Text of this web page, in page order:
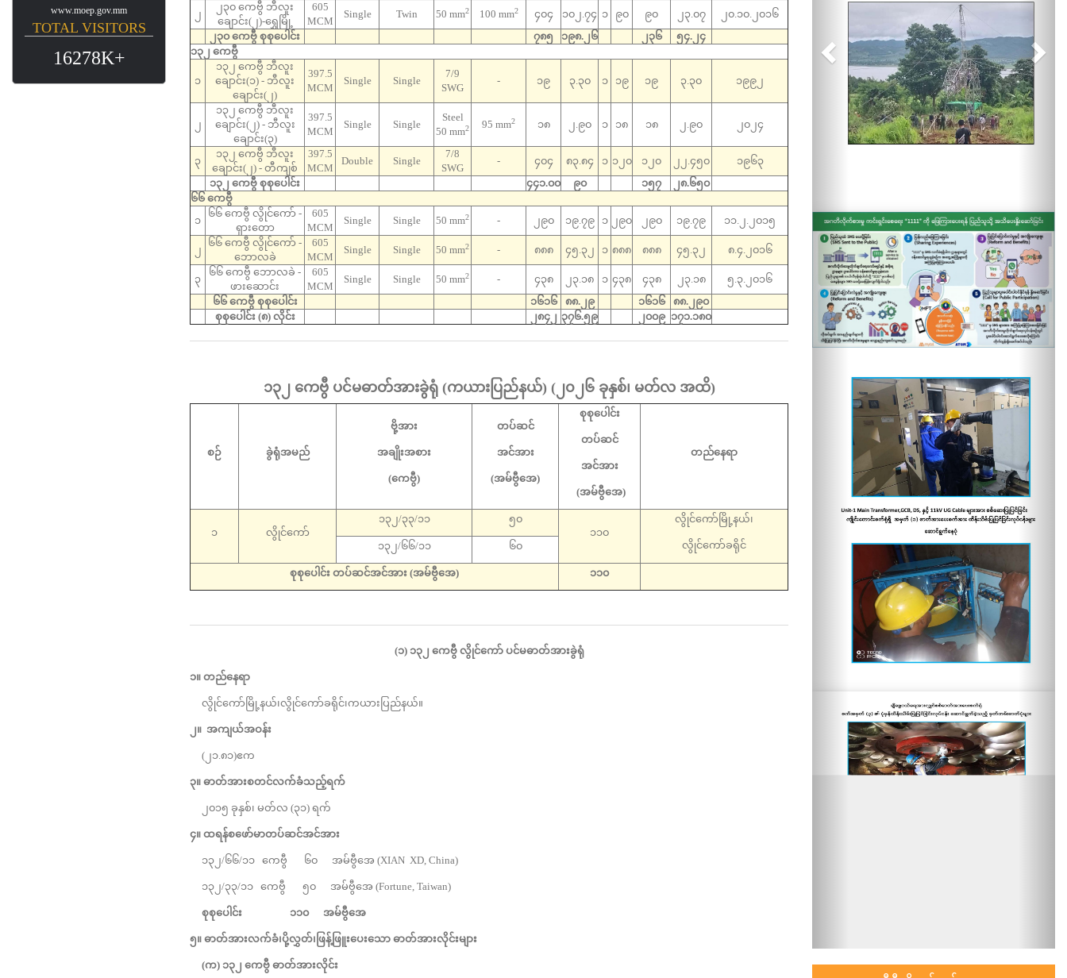
www.moep.gov.mm
TOTAL VISITORS
16278K+
၂
၂၃၀ ကေဗွီ ဘီလူး
ချောင်း(၂)-ရွှေမြို့
605
MCM
Single Twin 50 mm2 100 mm2 ၄၀၄ ၁၀၂.၇၄ ၁ ၉၀ ၉၀ ၂၃.၀၇
၂၀.၁၀.၂၀၁၆
၂၃၀ ကေဗွီ စုစုပေါင်း
၇၈၅ ၁၉၈.၂၆ ၂၃၆
၅၄.၂၄
၁၃၂ ကေဗွီ
၁
၁၃၂ ကေဗွီ ဘီလူး
ချောင်း(၁) - ဘီလူး
ချောင်း(၂)
397.5
MCM
Single Single
7/9
SWG
- ၁၉ ၃.၃၀ ၁ ၁၉ ၁၉ ၃.၃၀ ၁၉၉၂
၂
၁၃၂ ကေဗွီ ဘီလူး
ချောင်း(၂) - ဘီလူး
ချောင်း(၃)
397.5
MCM
Single Single
Steel
50 mm2 95 mm2 ၁၈ ၂.၉၀ ၁ ၁၈ ၁၈ ၂.၉၀ ၂၀၂၄
၃
၁၃၂ ကေဗွီ ဘီလူး
ချောင်း(၂) - တီကျစ်
397.5
MCM
Double Single
7/8
SWG
- ၄၀၄ ၈၃.၈၄ ၁ ၁၂၀ ၁၂၀ ၂၂.၄၅၀
၁၉၆၃
၁၃၂ ကေဗွီ စုစုပေါင်း
၄၄၁.၀၀ ၉၀ ၁၅၇
၂၈.၆၅၀
၆၆ ကေဗွီ
၁
၆၆ ကေဗွီ လွိုင်ကော် -
ရှားတော
605
MCM
Single Single 50 mm2 - ၂၉၀ ၁၉.၇၉ ၁ ၂၉၀ ၂၉၀ ၁၉.၇၉ ၁၁.၂.၂၀၁၅
၂
၆၆ ကေဗွီ လွိုင်ကော် -
ဘောလခဲ
605
MCM
Single Single 50 mm2 - ၈၈၈ ၄၅.၃၂ ၁ ၈၈၈ ၈၈၈ ၄၅.၃၂ ၈.၄.၂၀၁၆
၃
၆၆ ကေဗွီ ဘောလခဲ -
ဖားဆောင်း
605
MCM
Single Single 50 mm2 - ၄၃၈ ၂၃.၁၈ ၁ ၄၃၈ ၄၃၈ ၂၃.၁၈
၅.၃.၂၀၁၆
၆၆ ကေဗွီ စုစုပေါင်း
၁၆၁၆ ၈၈.၂၉ ၁၆၁၆
၈၈.၂၉၀
စုစုပေါင်း (၈) လိုင်း
၂၈၄၂ ၃၇၆.၅၉ ၂၀၀၉ ၁၇၁.၁၈၀
၁၃၂ ကေဗွီ ပင်မဓာတ်အားခွဲရုံ (ကယားပြည်နယ်) (၂၀၂၆ ခုနှစ်၊ မတ်လ အထိ)
စဉ် ခွဲရုံအမည်
ဗို့အား
အချိုးအစား
(ကေဗွီ)
တပ်ဆင်
အင်အား
(အမ်ဗွီအေ)
စုစုပေါင်း
တပ်ဆင်
အင်အား
(အမ်ဗွီအေ)
တည်နေရာ
၁ လွိုင်ကော်
၁၃၂/၃၃/၁၁
၅၀
၁၁၀
လွိုင်ကော်မြို့နယ်၊
လွိုင်ကော်ခရိုင်
၁၃၂/၆၆/၁၁ ၆၀
စုစုပေါင်း တပ်ဆင်အင်အား (အမ်ဗွီအေ) ၁၁၀
(၁) ၁၃၂ ကေဗွီ လွိုင်ကော် ပင်မဓာတ်အားခွဲရုံ
၁။ တည်နေရာ
လွိုင်ကော်မြို့နယ်၊လွိုင်ကော်ခရိုင်၊ကယားပြည်နယ်။
၂။ အကျယ်အဝန်း
(၂၁.၈၁)ဧက
၃။ ဓာတ်အားစတင်လက်ခံသည့်ရက်
၂၀၁၅ ခုနှစ်၊ မတ်လ (၃၁) ရက်
၄။ ထရန်စဖော်မာတပ်ဆင်အင်အား
၁၃၂/၆၆/၁၁ ကေဗွီ ၆၀ အမ်ဗွီအေ (XIAN XD, China)
၁၃၂/၃၃/၁၁ ကေဗွီ ၅၀ အမ်ဗွီအေ (Fortune, Taiwan)
စုစုပေါင်း ၁၁၀ အမ်ဗွီအေ
၅။ ဓာတ်အားလက်ခံ၊ပို့လွှတ်၊ဖြန့်ဖြူးပေးသော ဓာတ်အားလိုင်းများ
(က) ၁၃၂ ကေဗွီ ဓာတ်အားလိုင်း